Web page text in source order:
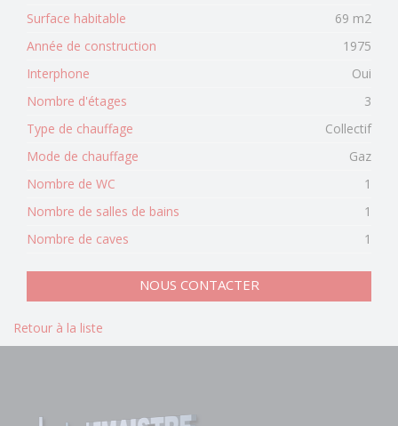
Surface habitable
69 m2
Année de construction
1975
Interphone
Oui
Nombre d'étages
3
Type de chauffage
Collectif
Mode de chauffage
Gaz
Nombre de WC
1
Nombre de salles de bains
1
Nombre de caves
1
NOUS CONTACTER
Retour à la liste